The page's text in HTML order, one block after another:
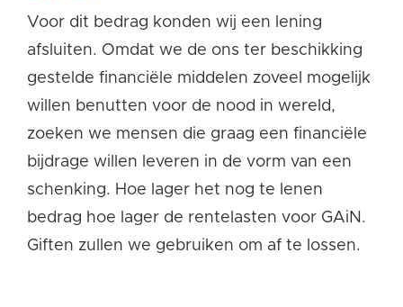
Voor dit bedrag konden wij een lening
afsluiten. Omdat we de ons ter beschikking
gestelde financiële middelen zoveel mogelijk
willen benutten voor de nood in wereld,
zoeken we mensen die graag een financiële
bijdrage willen leveren in de vorm van een
schenking. Hoe lager het nog te lenen
bedrag hoe lager de rentelasten voor GAiN.
Giften zullen we gebruiken om af te lossen.